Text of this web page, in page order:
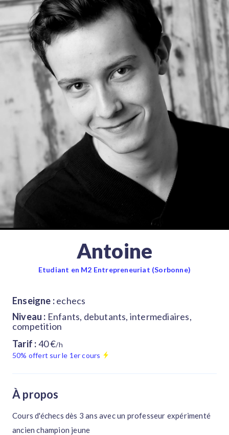
Antoine
Etudiant en M2 Entrepreneuriat (Sorbonne)
Enseigne :echecs
Niveau : Enfants, debutants, intermediaires,
competition
Tarif :40 €/h
50% offert sur le 1er cours
À propos
Cours d'échecs dès 3 ans avec un professeur expérimenté
ancien champion jeune